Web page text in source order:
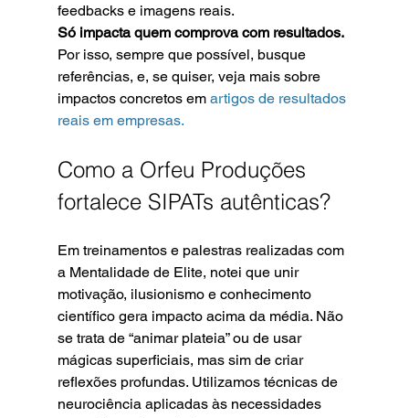
feedbacks e imagens reais.
Só impacta quem comprova com resultados.
Por isso, sempre que possível, busque
referências, e, se quiser, veja mais sobre
impactos concretos em artigos de resultados
reais em empresas.
Como a Orfeu Produções
fortalece SIPATs autênticas?
Em treinamentos e palestras realizadas com
a Mentalidade de Elite, notei que unir
motivação, ilusionismo e conhecimento
científico gera impacto acima da média. Não
se trata de “animar plateia” ou de usar
mágicas superficiais, mas sim de criar
reflexões profundas. Utilizamos técnicas de
neurociência aplicadas às necessidades